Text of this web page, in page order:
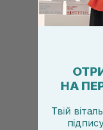
НА
Твій